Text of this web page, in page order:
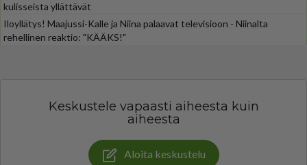
kulisseista yllättävät
Iloyllätys! Maajussi-Kalle ja Niina palaavat televisioon - Niinalta
rehellinen reaktio: "KÄÄKS!"
Keskustele vapaasti aiheesta kuin
aiheesta
Aloita keskustelu